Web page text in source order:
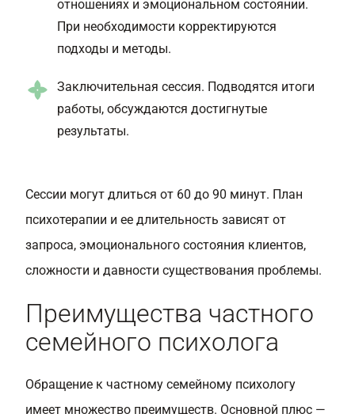
отношениях и эмоциональном состоянии.
При необходимости корректируются
подходы и методы.
Заключительная сессия. Подводятся итоги
работы, обсуждаются достигнутые
результаты.
Сессии могут длиться от 60 до 90 минут. План
психотерапии и ее длительность зависят от
запроса, эмоционального состояния клиентов,
сложности и давности существования проблемы.
Преимущества частного
семейного психолога
Обращение к частному семейному психологу
имеет множество преимуществ. Основной плюс —